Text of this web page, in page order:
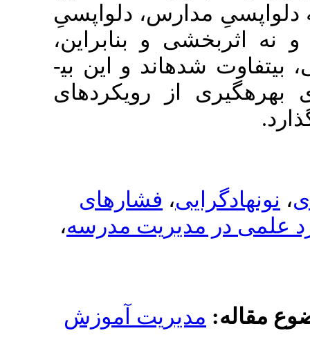
دلواپسیِ
و بنابراین،
و این بی­
از رویکردهای
،فشارهای
مدرسه،
آموزش